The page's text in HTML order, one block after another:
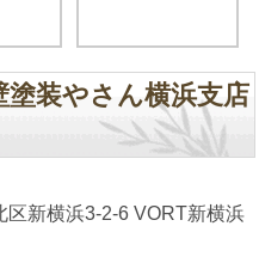
装やさん横浜支店
新横浜3-2-6 VORT新横浜